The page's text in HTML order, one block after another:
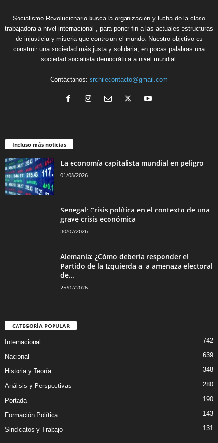
Socialismo Revolucionario busca la organización y lucha de la clase
trabajadora a nivel internacional , para poner fin a las actuales estructuras
de injusticia y miseria que controlan el mundo. Nuestro objetivo es
construir una sociedad más justa y solidaria, en pocas palabras una
sociedad socialista democrática a nivel mundial.
Contáctanos: srchilecontacto@gmail.com
Incluso más noticias
La economía capitalista mundial en peligro
01/08/2026
Senegal: Crisis política en el contexto de una
grave crisis económica
30/07/2026
Alemania: ¿Cómo debería responder el
Partido de la Izquierda a la amenaza electoral
de...
25/07/2026
CATEGORÍA POPULAR
Internacional 742
Nacional 639
Historia y Teoría 348
Análisis y Perspectivas 280
Portada 190
Formación Política 143
Sindicatos y Trabajo 131